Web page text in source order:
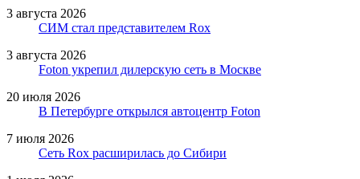
3 августа 2026
СИМ стал представителем Rox
3 августа 2026
Foton укрепил дилерскую сеть в Москве
20 июля 2026
В Петербурге открылся автоцентр Foton
7 июля 2026
Сеть Rox расширилась до Сибири